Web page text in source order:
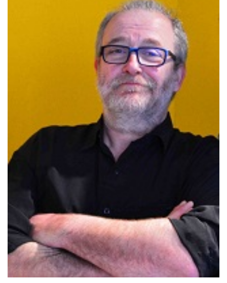
やさしいムスカデ果実味を表現できる人はマークしかいない。名
人芸だ。 １８年は過去最高のミレジム、と言い切るマーク。（問
合せはエスポア社まで） ★Nicolas Carmaransニコラ・カルマラ
ン フランスで最も寒い地区でもあるAurillacオーリャックの南の
小さな集落Le Bruelル・ブリュエルにある。 誰もそこまで行く理
由がないの行かない奥地の村で孤高にワインを造るニコラ。祖先
がそこでワインを造っていた畑を再開墾して再生させて、冷涼な
地でなければできないスタイルを造りあげた。誰にもマネできな
い超繊細なワインを醸している。１８年は満足のいく年だった。
（問合せはイーストライン社まで）